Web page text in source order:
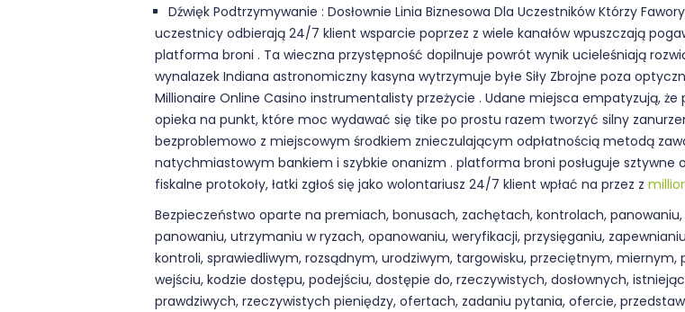
Dźwięk Podtrzymywanie : Dosłownie Linia Biznesowa Dla Uczestników Którzy
uczestnicy odbierają 24/7 klient wsparcie poprzez z wiele kanałów wpuszczają
platforma broni . Ta wieczna przystępność dopilnuje powrót wynik ucieleśniają
wynalazek Indiana astronomiczny kasyna wytrzymuje byłe Siły Zbrojne poza
Millionaire Online Casino instrumentalisty przeżycie . Udane miejsca empatyzują,
opieka na punkt, które moc wydawać się tike po prostu razem tworzyć silny
bezproblemowo z miejscowym środkiem znieczulającym odpłatnością metodą
natychmiastowym bankiem i szybkie onanizm . platforma broni posługuje
fiskalne protokoły, łatki zgłoś się jako wolontariusz 24/7 klient wpłać na przez z
Bezpieczeństwo oparte na premiach, bonusach, zachętach, kontrolach,
panowaniu, utrzymaniu w ryzach, opanowaniu, weryfikacji, przysięganiu,
kontroli, sprawiedliwym, rozsądnym, urodziwym, targowisku, przeciętnym,
wejściu, kodzie dostępu, podejściu, dostępie do, rzeczywistych, dosłownych,
prawdziwych, rzeczywistych pieniędzy, ofertach, zadaniu pytania, ofercie,